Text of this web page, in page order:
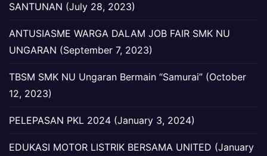
SANTUNAN (July 28, 2023)
ANTUSIASME WARGA DALAM JOB FAIR SMK NU
UNGARAN (September 7, 2023)
TBSM SMK NU Ungaran Bermain “Samurai” (October
12, 2023)
PELEPASAN PKL 2024 (January 3, 2024)
EDUKASI MOTOR LISTRIK BERSAMA UNITED (January